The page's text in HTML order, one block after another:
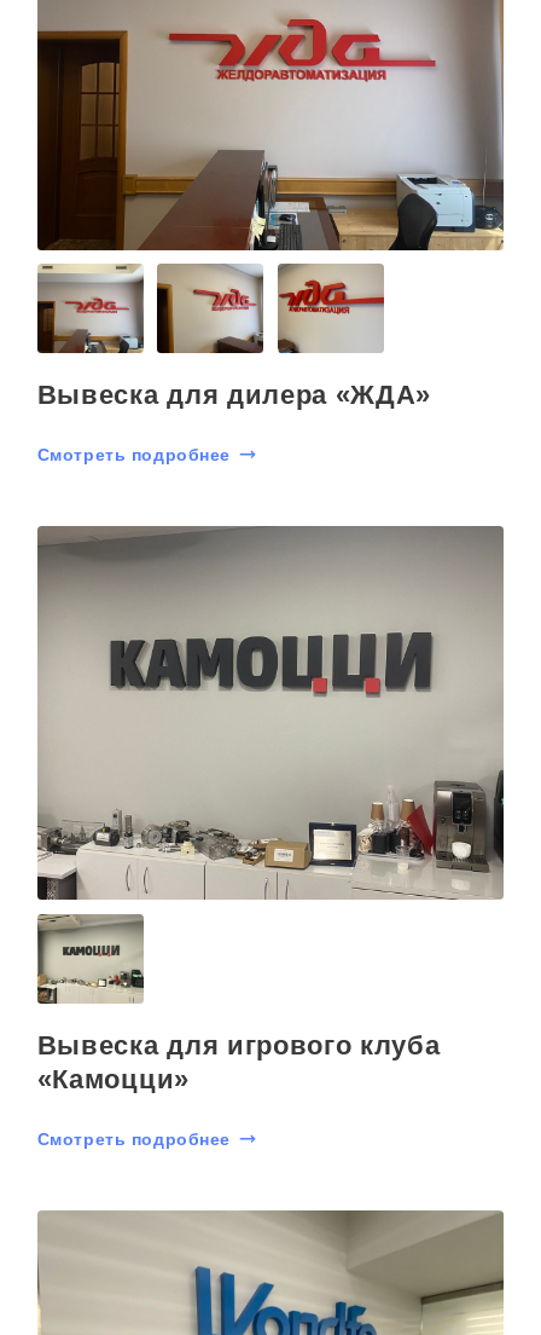
Вывеска для дилера «ЖДА»
Смотреть подробнее
Вывеска для игрового клуба
«Камоцци»
Смотреть подробнее